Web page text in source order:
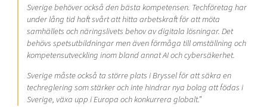
Sverige behöver också den bästa kompetensen. Techföretag har
under lång tid haft svårt att hitta arbetskraft för att möta
samhällets och näringslivets behov av digitala lösningar. Det
behövs spetsutbildningar men även förmåga till omställning och
kompetensutveckling inom bland annat AI och cybersäkerhet.
Sverige måste också ta större plats i Bryssel för att säkra en
techreglering som stärker och inte hindrar nya bolag att födas i
Sverige, växa upp i Europa och konkurrera globalt.”